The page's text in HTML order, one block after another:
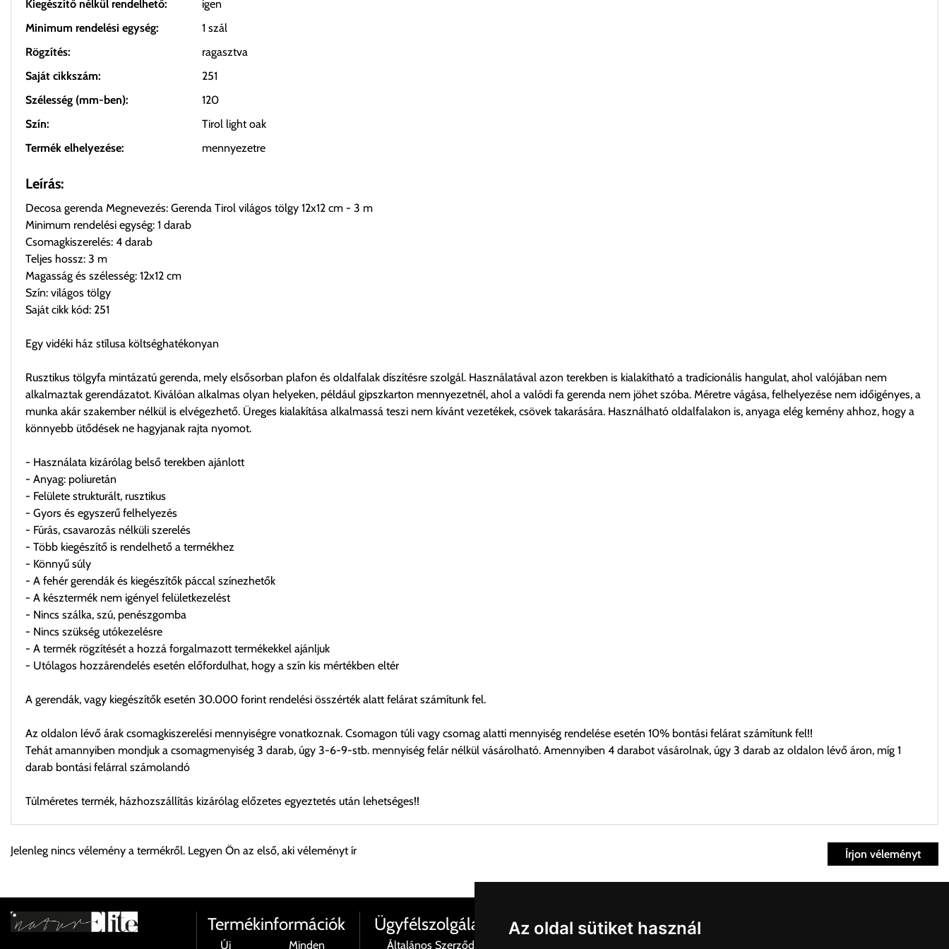
Az oldal sütiket használ
Kiegészítő nélkül rendelhető:
igen
Minimum rendelési egység:
1 szál
Rögzítés:
ragasztva
Saját cikkszám:
251
Szélesség (mm-ben):
120
Szín:
Tirol light oak
Termék elhelyezése:
mennyezetre
Leírás:
Decosa gerenda Megnevezés: Gerenda Tirol világos tölgy 12x12 cm - 3 m
Minimum rendelési egység: 1 darab
Csomagkiszerelés: 4 darab
Teljes hossz: 3 m
Magasság és szélesség: 12x12 cm
Szín: világos tölgy
Saját cikk kód: 251
Egy vidéki ház stílusa költséghatékonyan
Rusztikus tölgyfa mintázatú gerenda, mely elsősorban plafon és oldalfalak díszítésre szolgál. Használatával azon terekben is kialakítható a tradícionális hangulat, ahol valójában nem
alkalmaztak gerendázatot. Kiválóan alkalmas olyan helyeken, például gipszkarton mennyezetnél, ahol a valódi fa gerenda nem jöhet szóba. Méretre vágása, felhelyezése nem időigényes, a
munka akár szakember nélkül is elvégezhető. Üreges kialakítása alkalmassá teszi nem kívánt vezetékek, csövek takarására. Használható oldalfalakon is, anyaga elég kemény ahhoz, hogy a
könnyebb ütődések ne hagyjanak rajta nyomot.
- Használata kizárólag belső terekben ajánlott
- Anyag: poliuretán
- Felülete strukturált, rusztikus
- Gyors és egyszerű felhelyezés
- Fúrás, csavarozás nélküli szerelés
- Több kiegészítő is rendelhető a termékhez
- Könnyű súly
- A fehér gerendák és kiegészítők páccal színezhetők
- A késztermék nem igényel felületkezelést
- Nincs szálka, szú, penészgomba
- Nincs szükség utókezelésre
- A termék rögzítését a hozzá forgalmazott termékekkel ajánljuk
- Utólagos hozzárendelés esetén előfordulhat, hogy a szín kis mértékben eltér
A gerendák, vagy kiegészítők esetén 30.000 forint rendelési összérték alatt felárat számítunk fel.
Az oldalon lévő árak csomagkiszerelési mennyiségre vonatkoznak. Csomagon túli vagy csomag alatti mennyiség rendelése esetén 10% bontási felárat számítunk fel!!
Tehát amannyiben mondjuk a csomagmenyiség 3 darab, úgy 3-6-9-stb. mennyiség felár nélkül vásárolható. Amennyiben 4 darabot vásárolnak, úgy 3 darab az oldalon lévő áron, míg 1
darab bontási felárral számolandó
Túlméretes termék, házhozszállítás kizárólag előzetes egyeztetés után lehetséges!!
Személyes átvétel:
Önnek lehetősége van rendelését a beérkezést követően ingyenesen átvenni Budapesti Cégcsoportunk Stúdiójában előre egyeztetett időpontban.
Cím:1133 Budapest, Váci út 100.
Írjon véleményt
Jelenleg nincs vélemény a termékről. Legyen Ön az első, aki véleményt ír
Termékinformációk
Új Minden
Ügyfélszolgálat
Általános Szerződési Feltételek